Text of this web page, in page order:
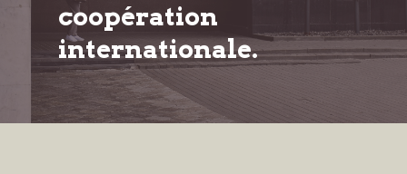
coopération
internationale.